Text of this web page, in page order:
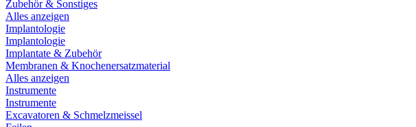
Zubehör & Sonstiges
Alles anzeigen
Implantologie
Implantologie
Implantate & Zubehör
Membranen & Knochenersatzmaterial
Alles anzeigen
Instrumente
Instrumente
Excavatoren & Schmelzmeissel